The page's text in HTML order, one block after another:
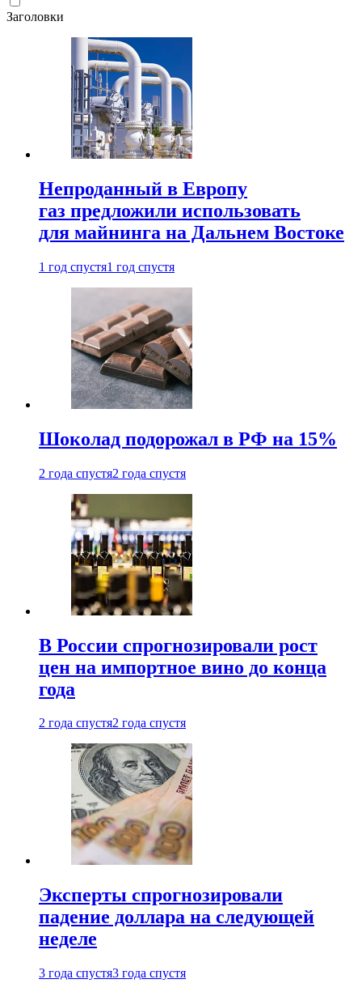
Заголовки
Непроданный в Европу
газ предложили использовать
для майнинга на Дальнем Востоке
1 год спустя1 год спустя
Шоколад подорожал в РФ на 15%
2 года спустя2 года спустя
В России спрогнозировали рост
цен на импортное вино до конца
года
2 года спустя2 года спустя
Эксперты спрогнозировали
падение доллара на следующей
неделе
3 года спустя3 года спустя